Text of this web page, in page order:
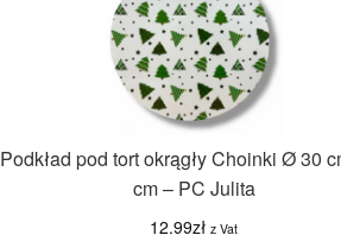
Podkład pod tort okrągły Choinki Ø 30
cm – PC Julita
12.99zł z Vat